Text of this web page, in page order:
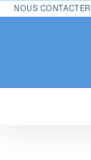
NOUS CONTACTER